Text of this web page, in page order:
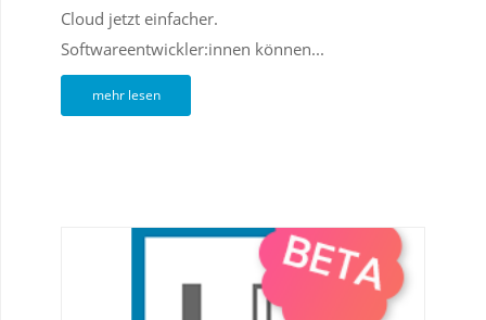
Cloud jetzt einfacher.
Softwareentwickler:innen können...
mehr lesen